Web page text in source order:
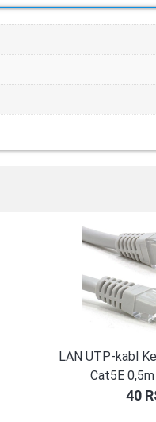
LAN UTP-kabl
Cat5E
40